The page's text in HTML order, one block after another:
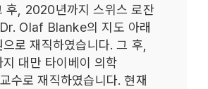
후, 2020년까지 스위스 로잔
Olaf Blanke의 지도 아래
로 재직하였습니다. 그 후,
대만 타이베이 의학
수로 재직하였습니다. 현재